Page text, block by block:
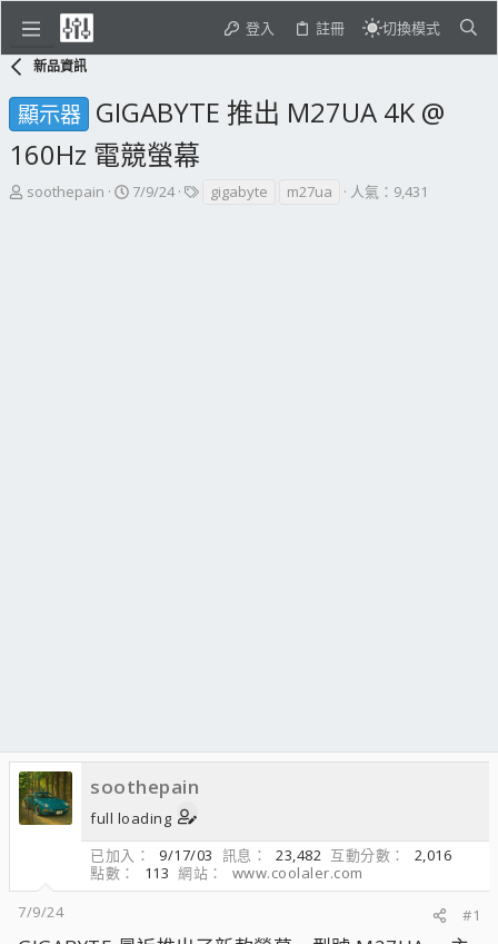
登入 註冊 切換模式
新品資訊
顯示器 GIGABYTE 推出 M27UA 4K @
160Hz 電競螢幕
主
soothepain
開
7/9/24
標gigabyte m27ua 人氣：9,431
soothepain
full loading
已加入
9/17/03 訊息 23,482 互動分數
2,016
點數
113 網站
www.coolaler.com
7/9/24
#1